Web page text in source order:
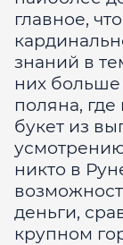
главное,
знаний в
них больше
поляна,
букет из
никто в
деньги,
крупном